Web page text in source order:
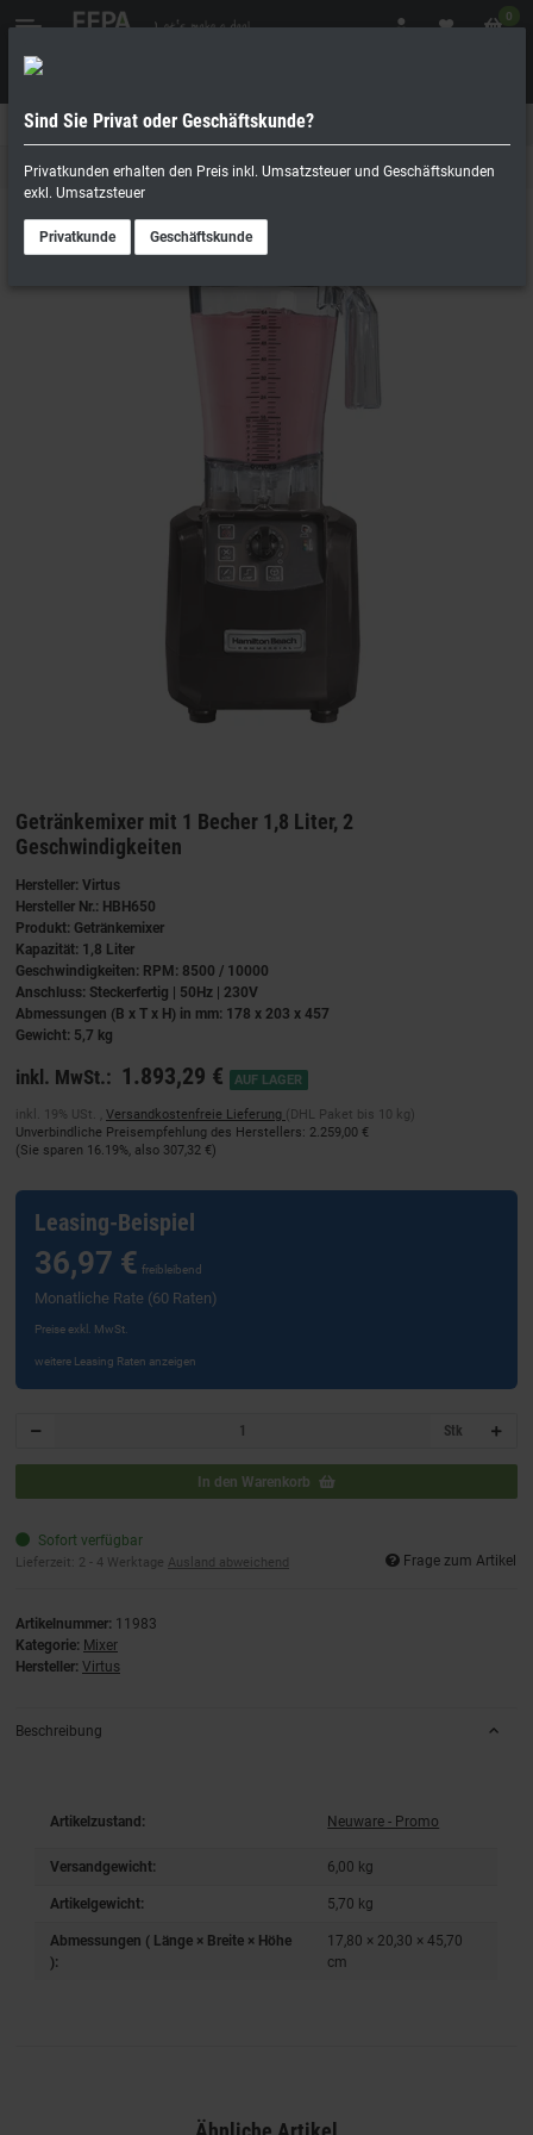
0
Geschäftskunde
Mixer
Getränkemixer mit 1 Becher 1,8 Liter, 2
Geschwindigkeiten
Hersteller: Virtus
Hersteller Nr.: HBH650
Produkt: Getränkemixer
Kapazität: 1,8 Liter
Geschwindigkeiten: RPM: 8500 / 10000
Anschluss: Steckerfertig | 50Hz | 230V
Abmessungen (B x T x H) in mm: 178 x 203 x 457
Gewicht: 5,7 kg
inkl. MwSt.: 1.893,29 € AUF LAGER
inkl. 19% USt. , Versandkostenfreie Lieferung (DHL Paket bis 10 kg)
Unverbindliche Preisempfehlung des Herstellers: 2.259,00 €
(Sie sparen 16.19%, also 307,32 €)
Leasing-Beispiel
36,97 € freibleibend
Monatliche Rate (60 Raten)
Preise exkl. MwSt.
weitere Leasing Raten anzeigen
Stk
In den Warenkorb
Sofort verfügbar
Lieferzeit: 2 - 4 Werktage Ausland abweichend Frage zum Artikel
Artikelnummer: 11983
Kategorie: Mixer
Hersteller: Virtus
Beschreibung
Artikelzustand: Neuware - Promo
Versandgewicht: 6,00 kg
Artikelgewicht: 5,70 kg
Abmessungen ( Länge × Breite × Höhe
):
17,80 × 20,30 × 45,70
cm
Sind Sie Privat oder Geschäftskunde?
Privatkunden erhalten den Preis inkl. Umsatzsteuer und Geschäftskunden
exkl. Umsatzsteuer
Privatkunde Geschäftskunde